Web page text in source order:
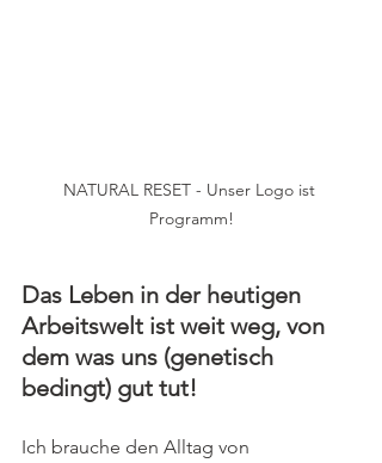
NATURAL RESET - Unser Logo ist
Programm!
Das Leben in der heutigen
Arbeitswelt ist weit weg, von
dem was uns (genetisch
bedingt) gut tut!
Ich brauche den Alltag von